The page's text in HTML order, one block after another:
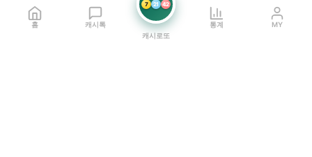
홈 캐시톡
7 21 42
캐시로또
통계 MY